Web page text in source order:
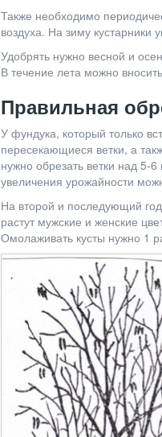
Также необходимо
воздуха. На зиму кустарники
Удобрять нужно весной и
В течение лета можно
Правильная
У фундука, который только
пересекающиеся ветки, а
нужно обрезать ветки над 5-
увеличения урожайности
На второй и последующий
растут мужские и женские
Омолаживать кусты нужно 1